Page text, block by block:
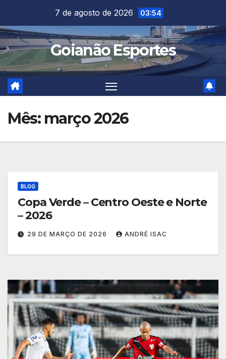
content
7 de agosto de 2026 03:54
Goianão Esportes
Mês: março 2026
BLOG
Copa Verde – Centro Oeste e Norte
– 2026
29 DE MARÇO DE 2026 ANDRÉ ISAC